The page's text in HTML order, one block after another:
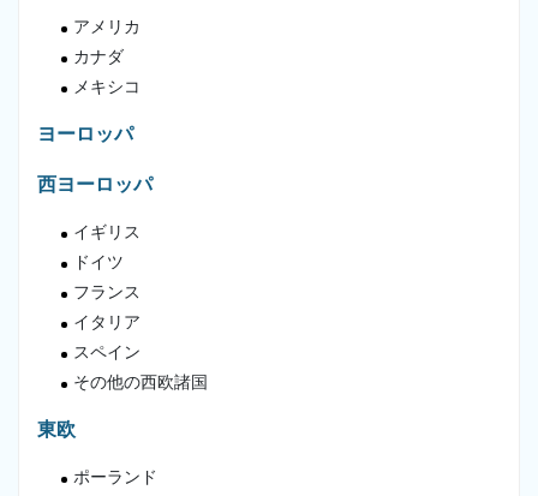
アメリカ
カナダ
メキシコ
ヨーロッパ
西ヨーロッパ
イギリス
ドイツ
フランス
イタリア
スペイン
その他の西欧諸国
東欧
ポーランド